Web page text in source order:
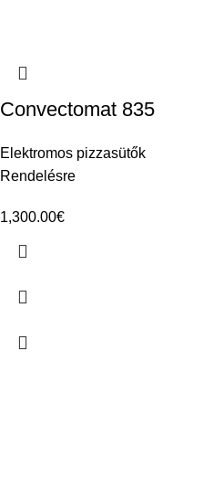
Convectomat 835
Elektromos pizzasütők
Rendelésre
1,300.00€